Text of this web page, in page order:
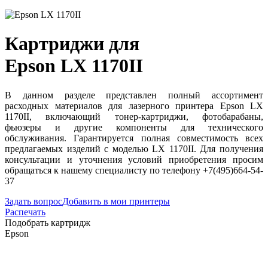
Картриджи для
Epson LX 1170II
В данном разделе представлен полный ассортимент
расходных материалов для лазерного принтера Epson LX
1170II, включающий тонер-картриджи, фотобарабаны,
фьюзеры и другие компоненты для технического
обслуживания. Гарантируется полная совместимость всех
предлагаемых изделий с моделью LX 1170II. Для получения
консультации и уточнения условий приобретения просим
обращаться к нашему специалисту по телефону +7(495)664-54-
37
Задать вопросДобавить в мои принтеры
Распечать
Подобрать картридж
Epson